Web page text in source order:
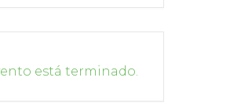
está terminado.